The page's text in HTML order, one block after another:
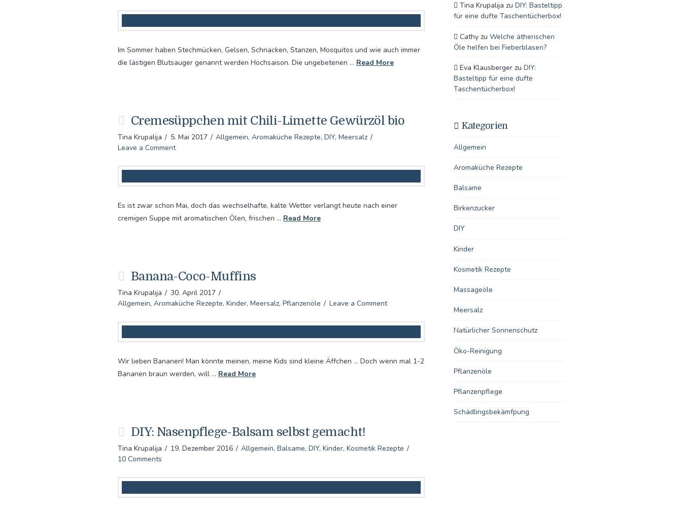
Im Sommer haben Stechmücken, Gelsen, Schnacken, Stanzen, Mosquitos und wie auch immer
die lästigen Blutsauger genannt werden Hochsaison. Die ungebetenen … Read More
Cremesüppchen mit Chili-Limette Gewürzöl bio
Tina Krupalija 5. Mai 2017 Allgemein,Aromaküche Rezepte,DIY,Meersalz
Leave a Comment
Es ist zwar schon Mai, doch das wechselhafte, kalte Wetter verlangt heute nach einer
cremigen Suppe mit aromatischen Ölen, frischen … Read More
Banana-Coco-Muffins
Tina Krupalija
30. April 2017
Allgemein, Aromaküche Rezepte, Kinder, Meersalz, Pflanzenöle Leave a Comment
Wir lieben Bananen! Man könnte meinen, meine Kids sind kleine Äffchen … Doch wenn mal 1-2
Bananen braun werden, will … Read More
DIY: Nasenpflege-Balsam selbst gemacht!
Tina Krupalija 19. Dezember 2016 Allgemein,Balsame,DIY,Kinder,Kosmetik Rezepte
10 Comments
Tina Krupalija zu DIY: Basteltipp
für eine dufte Taschentücherbox!
Cathyzu Welche ätherischen
Öle helfen bei Fieberblasen?
Eva Klausbergerzu DIY:
Basteltipp für eine dufte
Taschentücherbox!
Kategorien
Allgemein
Aromaküche Rezepte
Balsame
Birkenzucker
DIY
Kinder
Kosmetik Rezepte
Massageöle
Meersalz
Natürlicher Sonnenschutz
Öko-Reinigung
Pflanzenöle
Pflanzenpflege
Schädlingsbekämfpung